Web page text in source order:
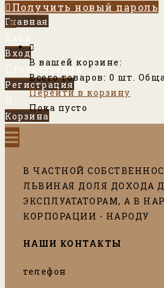
Главная
Вход
Вход
Регистрация
Регистрация
Корзина
0
Получить новый пароль
0
В вашей корзине:
Всего товаров: 0 шт.
Перейти в корзину
Пока пусто
В ЧАСТНОЙ
ЛЬВИНАЯ ДОЛЯ ДОХОДА
ЭКСПЛУАТАТОРАМ, А В
КОРПОРАЦИИ - НАРОДУ
НАШИ КОНТАКТЫ
телефон